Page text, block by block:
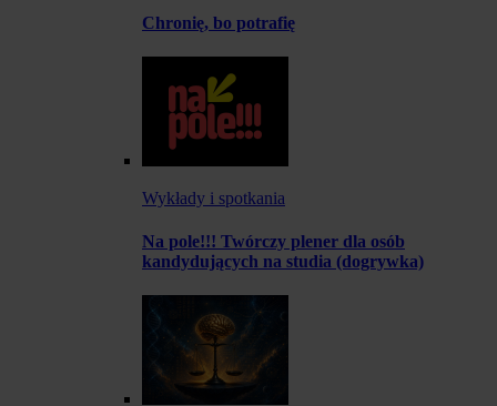
Chronię, bo potrafię
Wykłady i spotkania
Na pole!!! Twórczy plener dla osób
kandydujących na studia (dogrywka)